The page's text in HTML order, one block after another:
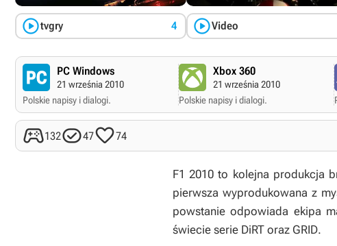
tvgry 4 Video
PC Windows
21 września 2010
Polskie napisy i dialogi.
Xbox 360
21 września 2010
Polskie napisy i dialogi.
1324774
F1 2010 to kolejna produkcja
pierwsza wyprodukowana z
powstanie odpowiada ekipa
świecie serie DiRT oraz GRID.